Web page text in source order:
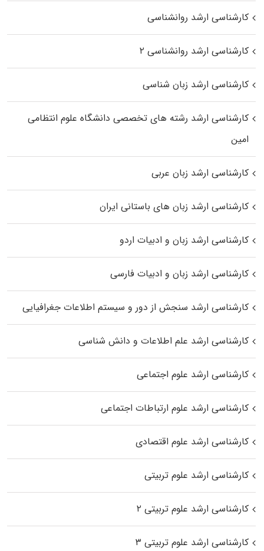
کارشناسی ارشد روانشناسی
کارشناسی ارشد روانشناسی ۲
کارشناسی ارشد زبان شناسی
کارشناسی ارشد رﺷﺘﻪ ﻫﺎی تخصصی داﻧﺸﮕﺎه ﻋﻠﻮم انتظامی
اﻣﻴﻦ
کارشناسی ارشد زبان عربی
کارشناسی ارشد زبان‌ های باستانی ایران
کارشناسی ارشد زبان و ادبیات اردو
کارشناسی ارشد زبان و ادبیات فارسی
کارشناسی ارشد سنجش از دور و سیستم اطلاعات جغرافیایی
کارشناسی ارشد علم اطلاعات و دانش شناسی
کارشناسی ارشد علوم اجتماعی
کارشناسی ارشد علوم ارتباطات اجتماعی
کارشناسی ارشد علوم اقتصادی
کارشناسی ارشد علوم تربیتی
کارشناسی ارشد علوم تربیتی ۲
کارشناسی ارشد علوم تربیتی ۳